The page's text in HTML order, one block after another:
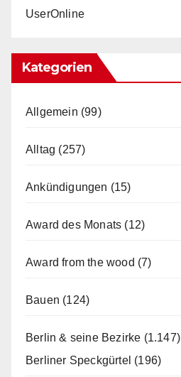
UserOnline
Kategorien
Allgemein (99)
Alltag (257)
Ankündigungen (15)
Award des Monats (12)
Award from the wood (7)
Bauen (124)
Berlin & seine Bezirke (1.147)
Berliner Speckgürtel (196)